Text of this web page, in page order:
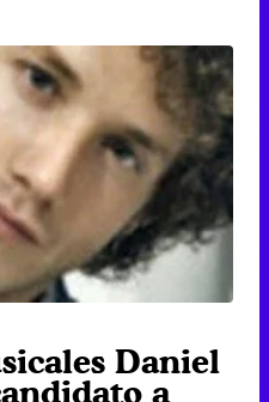
Daniel
a